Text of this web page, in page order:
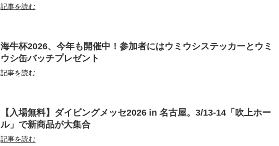
記事を読む
海牛杯2026、今年も開催中！参加者にはウミウシステッカーとウミ
ウシ缶バッチプレゼント
記事を読む
【入場無料】ダイビングメッセ2026 in 名古屋。3/13-14「吹上ホー
ル」で新商品が大集合
記事を読む